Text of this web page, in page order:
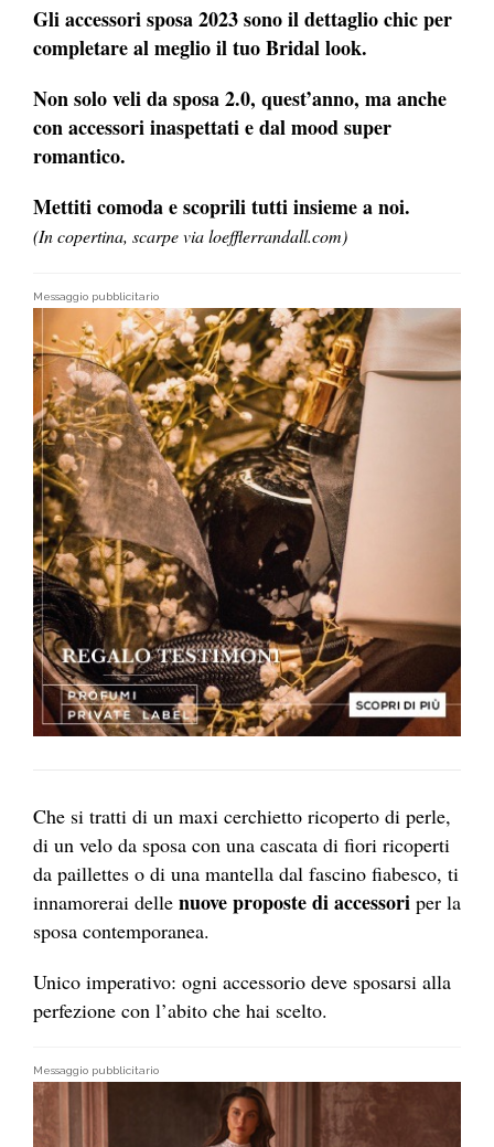
Gli accessori sposa 2023 sono il dettaglio chic per
completare al meglio il tuo Bridal look.
Non solo veli da sposa 2.0, quest’anno, ma anche
con accessori inaspettati e dal mood super
romantico.
Mettiti comoda e scoprili tutti insieme a noi.
(In copertina, scarpe via loefflerrandall.com)
Messaggio pubblicitario
Che si tratti di un maxi cerchietto ricoperto di perle,
di un velo da sposa con una cascata di fiori ricoperti
da paillettes o di una mantella dal fascino fiabesco, ti
innamorerai delle nuove proposte di accessori per la
sposa contemporanea.
Unico imperativo: ogni accessorio deve sposarsi alla
perfezione con l’abito che hai scelto.
Messaggio pubblicitario